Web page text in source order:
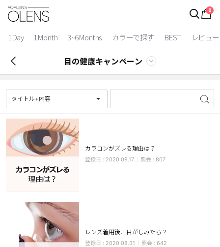
0
1Day 1Month 3~6Months カラーで探す BEST レビュー
ログイン
カラコン比較
今月限定特典
ベスト
カラコン
装着期間
1 Day
2 Weeks
1 Month
カラー
ブラウン
チョコ
目の健康キャンペーン
タイトル+内容
カラコンがズレる理由は？
2020.09.17 807
レンズ着用後、目がしみたら？
2020.08.31 642